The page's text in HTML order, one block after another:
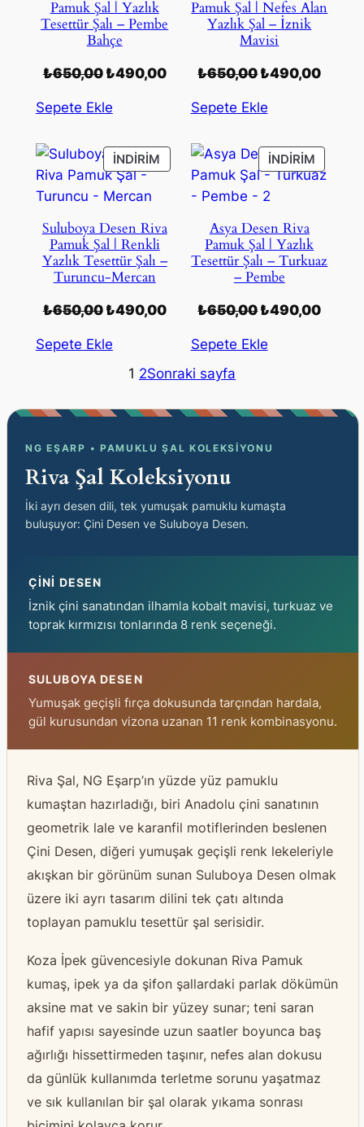
Pamuk Şal | Yazlık
Tesettür Şalı – Pembe
Bahçe
₺650,00 Orijinal
₺650,00.
₺490,00Şu
fiyat:
Sepete Ekle
Pamuk Şal | Nefes Alan
Yazlık Şal – İznik
Mavisi
₺650,00Orijinal
₺650,00.
₺490,00Şu
Sepete Ekle
İNDIRIM İNDIRIMDEKI
ÜRÜN
Suluboya Desen Riva
Pamuk Şal | Renkli
Yazlık Tesettür Şalı –
Turuncu-Mercan
₺650,00 Orijinal
₺650,00.
₺490,00Şu
fiyat:
₺490,00.
Sepete Ekle
İNDIRIM
ÜRÜN
Asya Desen Riva
Pamuk Şal | Yazlık
Tesettür Şalı – Turkuaz
– Pembe
₺650,00Orijinal
₺650,00.
₺490,00Şu
Sepete Ekle
1 2Sonraki sayfa
NG EŞARP • PAMUKLU ŞAL KOLEKSIYONU
Riva Şal Koleksiyonu
İki ayrı desen dili, tek yumuşak pamuklu kumaşta
buluşuyor: Çini Desen ve Suluboya Desen.
ÇİNİ DESEN
İznik çini sanatından ilhamla kobalt mavisi, turkuaz ve
toprak kırmızısı tonlarında 8 renk seçeneği.
SULUBOYA DESEN
Yumuşak geçişli fırça dokusunda tarçından hardala,
gül kurusundan vizona uzanan 11 renk kombinasyonu.
Riva Şal, NG Eşarp’ın yüzde yüz pamuklu
kumaştan hazırladığı, biri Anadolu çini sanatının
geometrik lale ve karanfil motiflerinden beslenen
Çini Desen, diğeri yumuşak geçişli renk lekeleriyle
akışkan bir görünüm sunan Suluboya Desen olmak
üzere iki ayrı tasarım dilini tek çatı altında
toplayan pamuklu tesettür şal serisidir.
Koza İpek güvencesiyle dokunan Riva Pamuk
kumaş, ipek ya da şifon şallardaki parlak dökümün
aksine mat ve sakin bir yüzey sunar; teni saran
hafif yapısı sayesinde uzun saatler boyunca baş
ağırlığı hissettirmeden taşınır, nefes alan dokusu
da günlük kullanımda terletme sorunu yaşatmaz
ve sık kullanılan bir şal olarak yıkama sonrası